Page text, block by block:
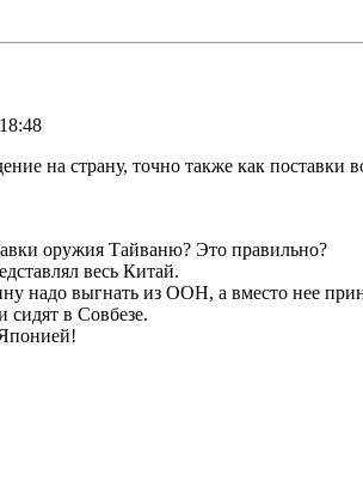
на страну, точно также как
оружия Тайваню? Это правильно?
весь Китай.
надо выгнать из ООН, а вместо нее
сидят в Совбезе.